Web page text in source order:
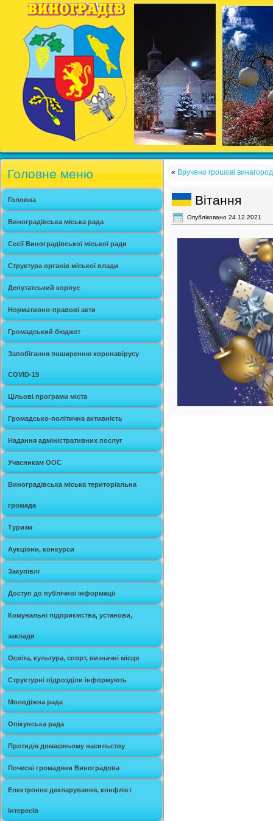
Головне меню
Головна
Виноградівська міська рада
Сесії Виноградівської міської ради
Структура органів міської влади
Депутатський корпус
Нормативно-правові акти
Громадський бюджет
Запобігання поширенню коронавірусу
COVID-19
Цільові програми міста
Громадсько-політична активність
Надання адміністративних послуг
Учасникам ООС
Виноградівська міська територіальна
громада
Туризм
Аукціони, конкурси
Закупівлі
Доступ до публічної інформації
Комунальні підприємства, установи,
заклади
Освіта, культура, спорт, визначні місця
Структурні підрозділи інформують
Молодіжна рада
Опікунська рада
Протидія домашньому насильству
Почесні громадяни Виноградова
Електронне декларування, конфлікт
інтересів
« Вручено грошові
Вітання
Опубліковано 24.12.2021